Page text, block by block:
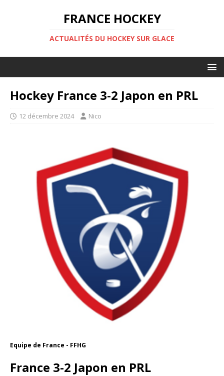
FRANCE HOCKEY
ACTUALITÉS DU HOCKEY SUR GLACE
Hockey France 3-2 Japon en PRL
12 décembre 2024 Nico
Equipe de France - FFHG
France 3-2 Japon en PRL